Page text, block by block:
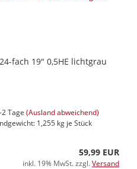
fach 19" 0,5HE lichtgrau
Tage (Ausland abweichend)
1,255 kg je Stück
59,99 EUR
inkl. 19% MwSt. zzgl.Versand